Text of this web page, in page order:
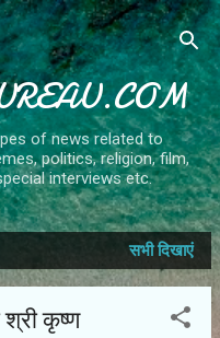
जाएं
of news related to
politics, religion, film,
interviews etc.
सभी दिखाएं
श्री कृष्ण